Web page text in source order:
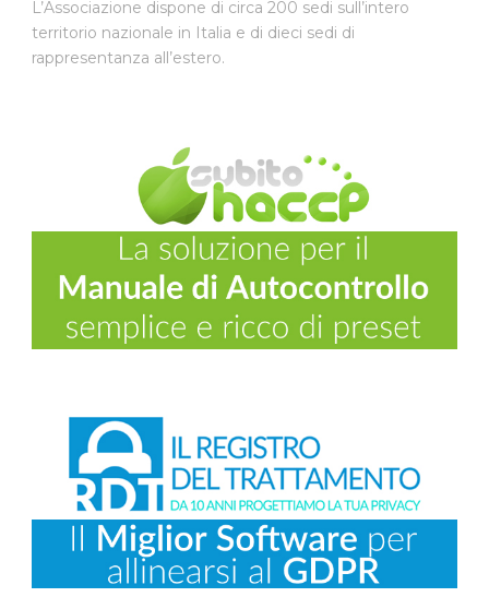
L’Associazione dispone di circa 200 sedi sull’intero
territorio nazionale in Italia e di dieci sedi di
rappresentanza all’estero.